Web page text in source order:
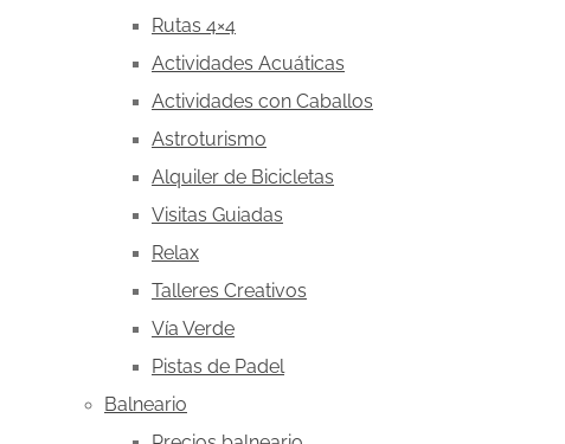
Rutas 4×4
Actividades Acuáticas
Actividades con Caballos
Astroturismo
Alquiler de Bicicletas
Visitas Guiadas
Relax
Talleres Creativos
Vía Verde
Pistas de Padel
Balneario